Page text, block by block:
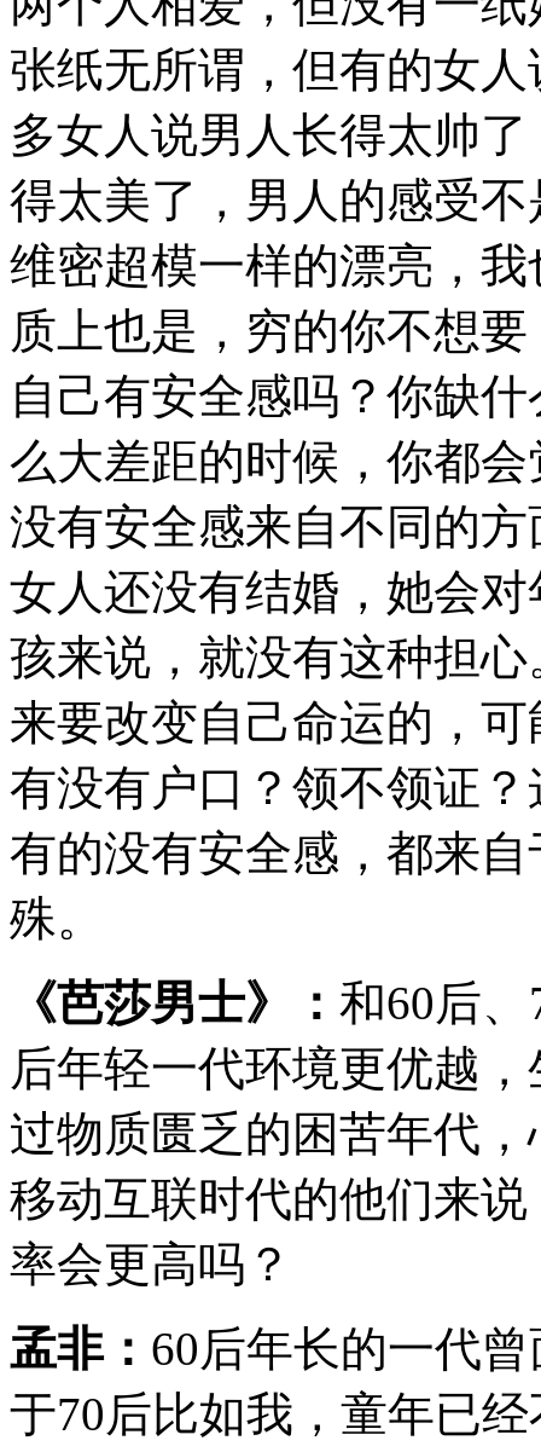
张纸无所谓，但有的女
多女人说男人长得太帅
得太美了，男人的感受
维密超模一样的漂亮，
质上也是，穷的你不想
自己有安全感吗？你缺
么大差距的时候，你都
没有安全感来自不同的
女人还没有结婚，她会
孩来说，就没有这种担
来要改变自己命运的，
有没有户口？领不领证
有的没有安全感，都来
殊。
《芭莎男士》： 和60后
后年轻一代环境更优越
过物质匮乏的困苦年代
移动互联时代的他们来
率会更高吗？
孟非： 60后年长的一代
于70后比如我，童年已